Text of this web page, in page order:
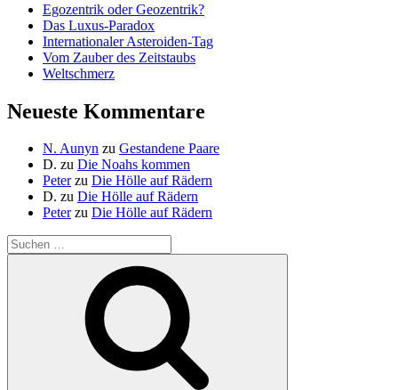
Egozentrik oder Geozentrik?
Das Luxus-Paradox
Internationaler Asteroiden-Tag
Vom Zauber des Zeitstaubs
Weltschmerz
Neueste Kommentare
N. Aunyn zu Gestandene Paare
D. zu Die Noahs kommen
Peterzu Die Hölle auf Rädern
D. zu Die Hölle auf Rädern
Peterzu Die Hölle auf Rädern
Suche
nach: